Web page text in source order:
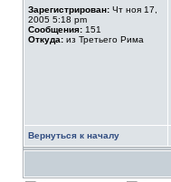
Зарегистрирован: Чт ноя 17,
2005 5:18 pm
Сообщения: 151
Откуда: из Третьего Рима
Вернуться к началу